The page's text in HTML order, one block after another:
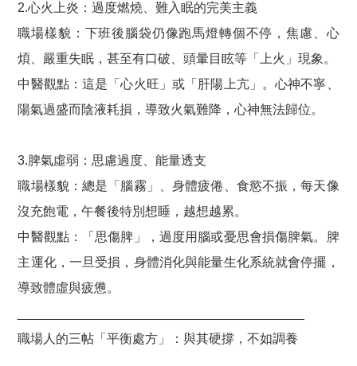
2.心火上炎：過度燃燒、難入眠的完美主義
職場樣貌：下班後腦袋仍像跑馬燈轉個不停，焦慮、心
煩、嚴重失眠，甚至有口破、頭暈目眩等「上火」現象。
中醫觀點：這是「心火旺」或「肝陽上亢」。心神不寧、
陽氣過盛而陰液耗損，導致火氣難降，心神無法歸位。
3.脾氣虛弱：思慮過度、能量透支
職場樣貌：總是「腦霧」、身體疲倦、食慾不振，每天像
沒充飽電，午餐後特別想睡，越想越累。
中醫觀點：「思傷脾」，過度用腦或憂思會損傷脾氣。脾
主運化，一旦受損，身體消化與能量生化系統就會停擺，
導致體虛與疲憊。
職場人的三帖「平衡處方」：與其硬撐，不如調養